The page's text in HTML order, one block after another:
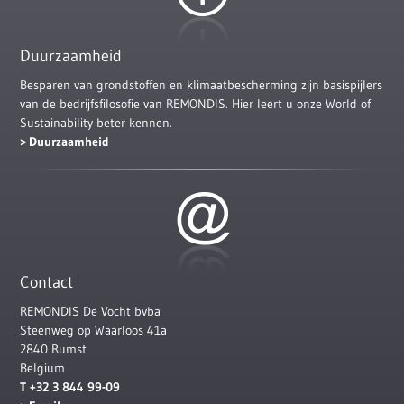
Duurzaamheid
Besparen van grondstoffen en klimaatbescherming zijn basispijlers
van de bedrijfsfilosofie van REMONDIS. Hier leert u onze World of
Sustainability beter kennen.
Duurzaamheid
Contact
REMONDIS De Vocht bvba
Steenweg op Waarloos 41a
2840 Rumst
Belgium
T +32 3 844 99-09